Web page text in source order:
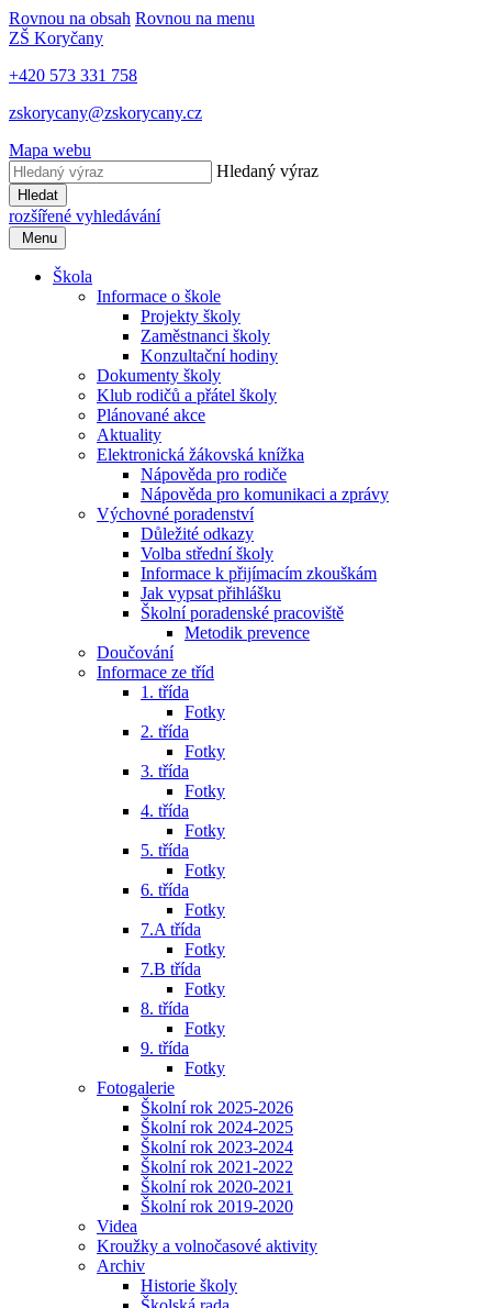
Rovnou na obsah Rovnou na menu
ZŠ Koryčany
+420 573 331 758
zskorycany@zskorycany.cz
Mapa webu
Hledaný výraz
Hledat
rozšířené vyhledávání
Menu
Škola
Informace o škole
Projekty školy
Zaměstnanci školy
Konzultační hodiny
Dokumenty školy
Klub rodičů a přátel školy
Plánované akce
Aktuality
Elektronická žákovská knížka
Nápověda pro rodiče
Nápověda pro komunikaci a zprávy
Výchovné poradenství
Důležité odkazy
Volba střední školy
Informace k přijímacím zkouškám
Jak vypsat přihlášku
Školní poradenské pracoviště
Metodik prevence
Doučování
Informace ze tříd
1. třída
Fotky
2. třída
Fotky
3. třída
Fotky
4. třída
Fotky
5. třída
Fotky
6. třída
Fotky
7.A třída
Fotky
7.B třída
Fotky
8. třída
Fotky
9. třída
Fotky
Fotogalerie
Školní rok 2025-2026
Školní rok 2024-2025
Školní rok 2023-2024
Školní rok 2021-2022
Školní rok 2020-2021
Školní rok 2019-2020
Videa
Kroužky a volnočasové aktivity
Archiv
Historie školy